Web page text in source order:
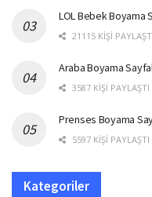
LOL Bebek Boyama
21115 KIŞI
Araba Boyama
3587 KIŞI PAYLAŞTI
Prenses Boyama
5597 KIŞI PAYLAŞTI
Kategoriler